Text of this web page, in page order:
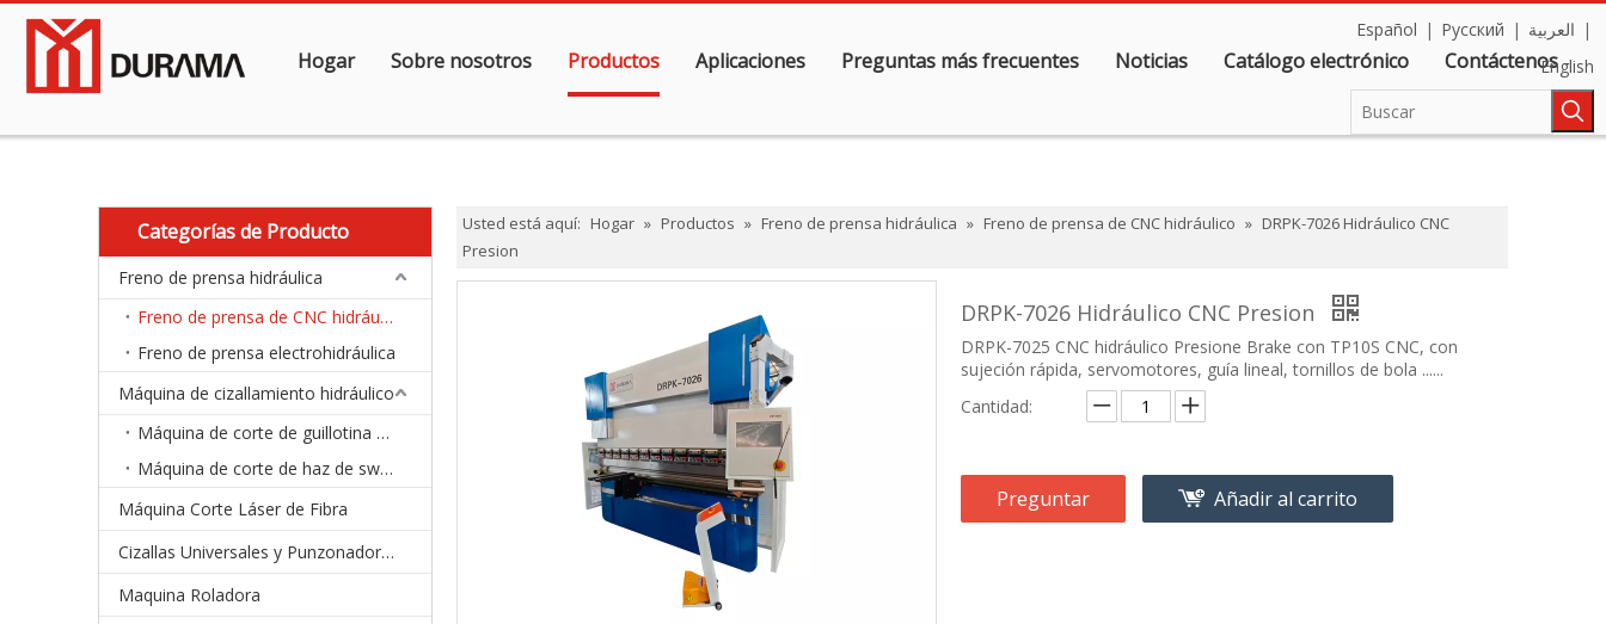
Hogar Sobre nosotros Productos Aplicaciones Preguntas más frecuentes Noticias Catálogo electrónico Contáctenos
Español | Pусский | العربية |
English
Categorías de Producto
Freno de prensa hidráulica
Freno de prensa de CNC hidráulico
Freno de prensa electrohidráulica
Máquina de cizallamiento hidráulico
Máquina de corte de guillotina hidráulica
Máquina de corte de haz de swing hidráulico
Máquina Corte Láser de Fibra
Cizallas Universales y Punzonadoras Hidráulicas
Maquina Roladora
Usted está aquí: Hogar » Productos » Freno de prensa hidráulica » Freno de prensa de CNC hidráulico » DRPK-7026 Hidráulico CNC
Presion
DRPK-7026 Hidráulico CNC Presion
DRPK-7025 CNC hidráulico Presione Brake con TP10S CNC, con
sujeción rápida, servomotores, guía lineal, tornillos de bola ......
Cantidad:
Preguntar Añadir al carrito